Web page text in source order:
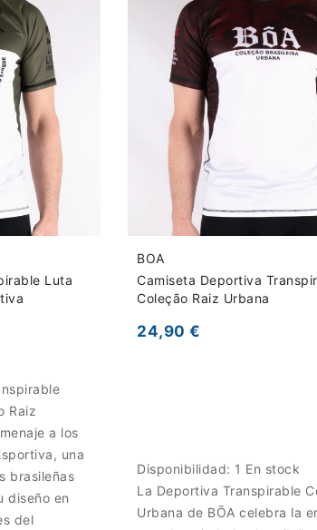
Luta
Raiz
a los
una
brasileñas
diseño en
del
BOA
Camiseta Deportiva
Coleção Raiz Urbana
24,90 €
Disponibilidad: 1 En stock
La Deportiva Transpirable
Urbana de BŌA celebra la